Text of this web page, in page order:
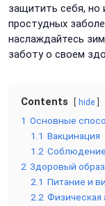
защитить себя, но
простудных
наслаждайтесь
заботу о своем
Contents hide
1 Основные
1.1 Вакцинация
1.2 Соблюдение
2 Здоровый
2.1 Питание и
2.2 Физическая